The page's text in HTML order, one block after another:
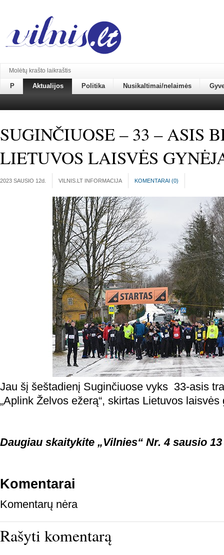
Molėtų krašto laikraštis
P Aktualijos Politika Nusikaltimai/nelaimės
SUGINČIUOSE – 33 – ASIS
LIETUVOS LAISVĖS
2023 SAUSIO 12d. VILNIS.LT INFORMACIJA KOMENTARAI (0)
Jau šį šeštadienį Suginčiuose vyks 33-asis
„Aplink Želvos ežerą“, skirtas Lietuvos
Daugiau skaitykite „Vilnies“ Nr. 4 sausio
Komentarai
Komentarų nėra
Rašyti komentarą